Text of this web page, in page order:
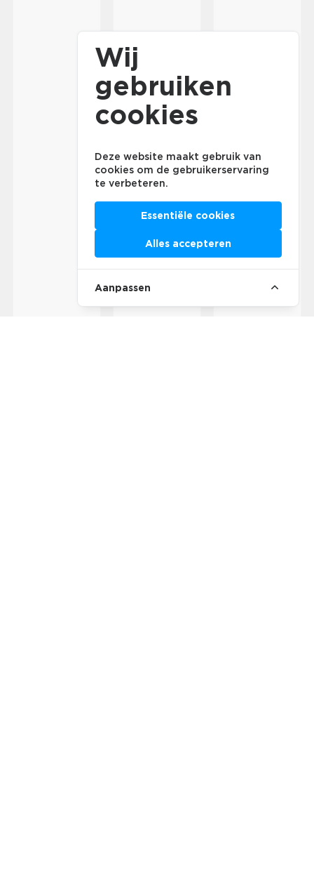
Wij
gebruiken
cookies
Deze website maakt gebruik van
cookies om de gebruikerservaring
te verbeteren.
Essentiële cookies
Alles accepteren
Aanpassen